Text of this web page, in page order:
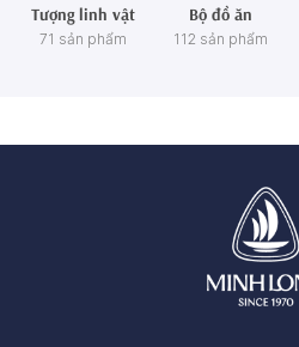
Tượng linh vật
71 sản phẩm
Bộ đồ ăn
112 sản phẩm